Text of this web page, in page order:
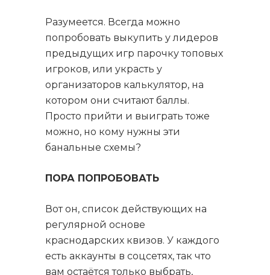
Разумеется. Всегда можно
попробовать выкупить у лидеров
предыдущих игр парочку топовых
игроков, или украсть у
организаторов калькулятор, на
котором они считают баллы.
Просто прийти и выиграть тоже
можно, но кому нужны эти
банальные схемы?
ПОРА ПОПРОБОВАТЬ
Вот он, список действующих на
регулярной основе
краснодарских квизов. У каждого
есть аккаунты в соцсетях, так что
вам остаётся только выбрать,